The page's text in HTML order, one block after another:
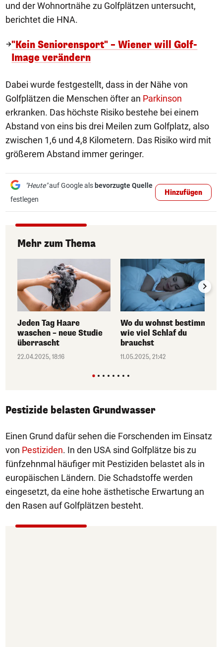
und der Wohnortnähe zu Golfplätzen untersucht,
berichtet die HNA.
"Kein Seniorensport" – Wiener will Golf-
Image verändern
Dabei wurde festgestellt, dass in der Nähe von
Golfplätzen die Menschen öfter an Parkinson
erkranken. Das höchste Risiko bestehe bei einem
Abstand von eins bis drei Meilen zum Golfplatz, also
zwischen 1,6 und 4,8 Kilometern. Das Risiko wird mit
größerem Abstand immer geringer.
"Heute"auf Google als bevorzugte Quelle
festlegen
Hinzufügen
Mehr zum Thema
Jeden Tag Haare
waschen – neue Studie
überrascht
22.04.2025, 18:16
Wo du wohnst bestimmt,
wie viel Schlaf du
brauchst
11.05.2025, 21:42
Pestizide belasten Grundwasser
Einen Grund dafür sehen die Forschenden im Einsatz
von Pestiziden. In den USA sind Golfplätze bis zu
fünfzehnmal häufiger mit Pestiziden belastet als in
europäischen Ländern. Die Schadstoffe werden
eingesetzt, da eine hohe ästhetische Erwartung an
den Rasen auf Golfplätzen besteht.